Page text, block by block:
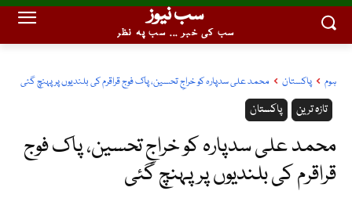
سب نیوز
سب کی خبر ... سب پہ نظر
ہوم پاکستان محمد علی سدپارہ کو خراجِ تحسین، پاک فوج قراقرم کی بلندیوں پر پہنچ گئی
پاکستان تازہ ترین
محمد علی سدپارہ کو خراجِ تحسین، پاک فوج
قراقرم کی بلندیوں پر پہنچ گئی